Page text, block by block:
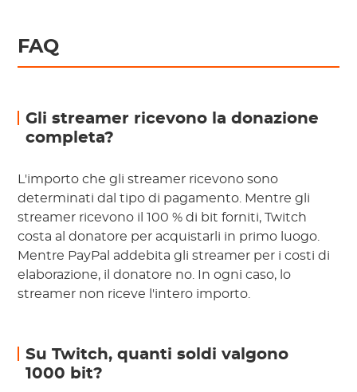
FAQ
Gli streamer ricevono la donazione
completa?
L'importo che gli streamer ricevono sono
determinati dal tipo di pagamento. Mentre gli
streamer ricevono il 100 % di bit forniti, Twitch
costa al donatore per acquistarli in primo luogo.
Mentre PayPal addebita gli streamer per i costi di
elaborazione, il donatore no. In ogni caso, lo
streamer non riceve l'intero importo.
Su Twitch, quanti soldi valgono
1000 bit?